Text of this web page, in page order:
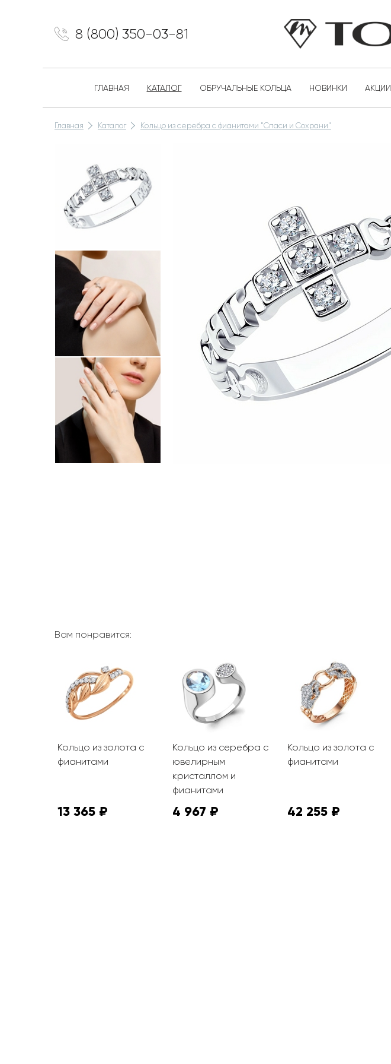
8 (800) 350-03-81
ГЛАВНАЯ КАТАЛОГ ОБРУЧАЛЬНЫЕ КОЛЬЦА НОВИНКИ АКЦИИ
Главная Каталог Кольцо из серебра с фианитами "Спаси и Сохрани"
Вам понравится:
Кольцо из золота с
фианитами
13 365 ₽
Кольцо из серебра с
ювелирным
кристаллом и
фианитами
4 967 ₽
Кольцо из золота с
фианитами
42 255 ₽